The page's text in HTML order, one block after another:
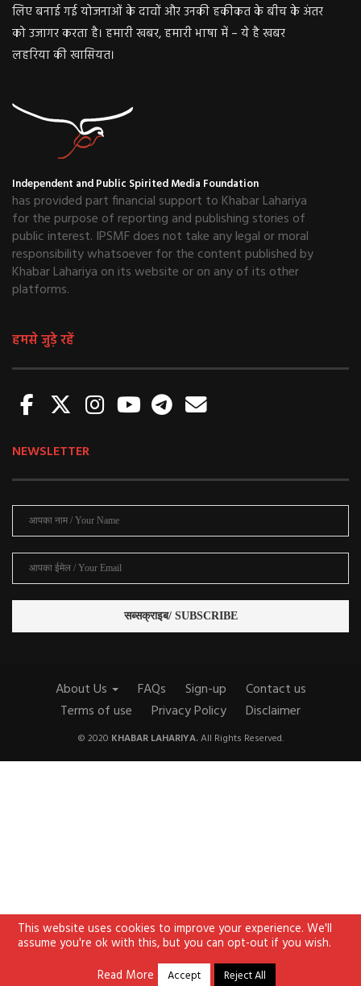
लिए बनाई गई योजनाओं के दावों और उनकी हकीकत के बीच के अंतर
को उजागर करता है। हमारी खबर, हमारी भाषा में – ये है खबर
लहरिया की खासियत।
Independent and Public Spirited Media Foundation
has provided part financial support to Khabar Lahariya
for the purpose of reporting and publishing stories of
public interest. IPSMF does not take any legal or moral
responsibility whatsoever for the content published by
Khabar Lahariya on its website or on any of its other
platforms.
हमसे जुड़े रहें
NEWSLETTER
About Us FAQs Sign-up
Contact us
Terms of use
Privacy Policy Disclaimer
© 2020 KHABAR LAHARIYA.All Rights Reserved.
This website uses cookies to improve your experience. We'll
assume you're ok with this, but you can opt-out if you wish.
Read More
Accept Reject All